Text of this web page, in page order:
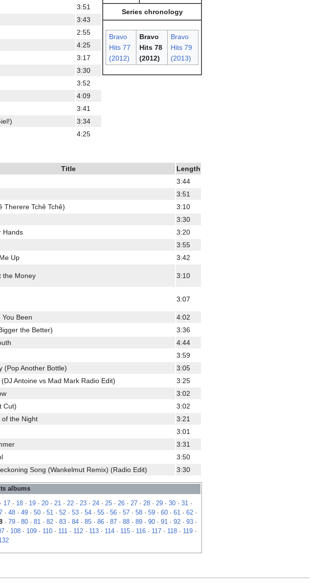
Series chronology
Bravo
Hits 77
(2012)
Bravo
Hits 78
(2012)
Bravo
Hits 79
(2013)
3:51
3:43
2:55
4:25
3:17
3:30
3:52
4:09
3:41
3:34
4:25
Title
Length
3:44
3:51
Therere Tchê Tchê)
3:10
3:30
Hands
3:20
3:55
Up 3:42
the Money 3:10
3:07
Been
4:02
the Better)
3:36
4:44
3:59
(Pop Another Bottle)
3:05
Antoine vs Mad Mark Radio Edit)
3:25
3:02
Cut)
3:02
the Night
3:21
3:01
3:31
3:50
Song (Wankelmut Remix) (Radio Edit) 3:30
albums
· 17 · 18 · 19 · 20 · 21 · 22 · 23 · 24 · 25 · 26 · 27 · 28 · 29 · 30 · 31 ·
· 48 · 49 · 50 · 51 · 52 · 53 · 54 · 55 · 56 · 57 · 58 · 59 · 60 · 61 · 62 ·
· 79 · 80 · 81 · 82 · 83 · 84 · 85 · 86 · 87 · 88 · 89 · 90 · 91 · 92 · 93 ·
· 108 · 109 · 110 · 111 · 112 · 113 · 114 · 115 · 116 · 117 · 118 · 119 ·